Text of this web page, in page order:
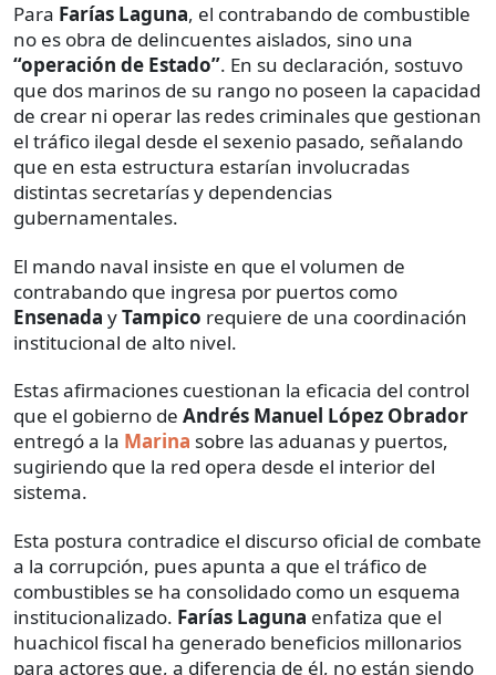
Para Farías Laguna, el contrabando de combustible
no es obra de delincuentes aislados, sino una
“operación de Estado”. En su declaración, sostuvo
que dos marinos de su rango no poseen la capacidad
de crear ni operar las redes criminales que gestionan
el tráfico ilegal desde el sexenio pasado, señalando
que en esta estructura estarían involucradas
distintas secretarías y dependencias
gubernamentales.
El mando naval insiste en que el volumen de
contrabando que ingresa por puertos como
Ensenada yTampico requiere de una coordinación
institucional de alto nivel.
Estas afirmaciones cuestionan la eficacia del control
que el gobierno de Andrés Manuel López Obrador
entregó a la Marina sobre las aduanas y puertos,
sugiriendo que la red opera desde el interior del
sistema.
Esta postura contradice el discurso oficial de combate
a la corrupción, pues apunta a que el tráfico de
combustibles se ha consolidado como un esquema
institucionalizado. Farías Laguna enfatiza que el
huachicol fiscal ha generado beneficios millonarios
para actores que, a diferencia de él, no están siendo